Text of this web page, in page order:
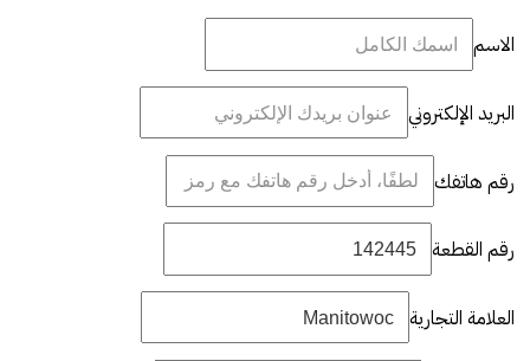
الاسم
البريد الإلكتروني
رقم هاتفك
رقم القطعة
العلامة التجارية